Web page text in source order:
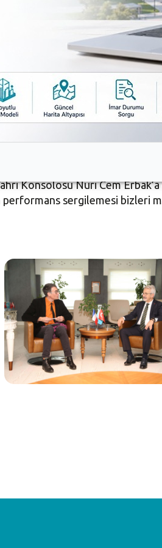
sürdürmek istiyoruz. Bu
önemli ve iyi etkileşim alan
olduklarını dile getirdi.
Nilüferliler için de
için çaba sarf ettiklerini
daha da geliştirerek ileri
Yukarı Bak sergisinden çok
devam etmesini
anlamdaki ilişkiler,
hazırlıkları en kısa süre
Konsolosu Nuri Cem
performans sergilemesi bizleri